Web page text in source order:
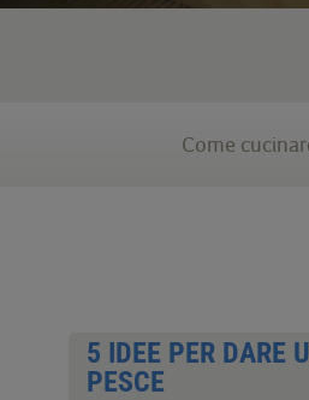
Come
5 IDEE PER DARE
PESCE